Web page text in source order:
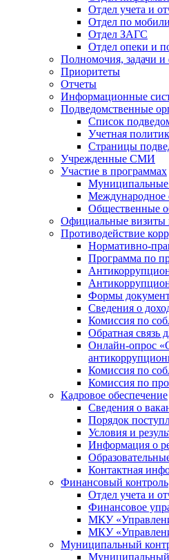
Отдел учета и
Отдел по
Отдел ЗАГС
Отдел опеки и
Полномочия, задачи
Приоритеты
Отчеты
Информационные
Подведомственные
Список
Учетная
Страницы
Учрежденные СМИ
Участие в программах
Международное
Общественные
Официальные визиты
Противодействие
Нормативно-
Программа по
Формы
Сведения о
Комиссия по
Обратная связь
Онлайн-опрос
Комиссия по
Комиссия по
Кадровое обеспечение
Сведения о
Порядок
Условия и
Информация о
Контактная
Финансовый контроль
Отдел учета и
Финансовое
МКУ
МКУ
Муниципальный
Муниципальный